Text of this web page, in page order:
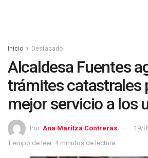
Inicio Destacado
Alcaldesa Fuentes
trámites catastrales
mejor servicio a los
Por: Ana Maritza Contreras
19/
Tiempo de leer: 4 minutos de lectura